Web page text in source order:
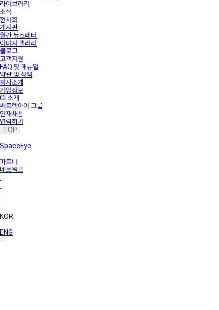
라이브러리
소식
전시회
게시판
월간 뉴스레터
이미지 갤러리
블로그
고객지원
FAQ 및 매뉴얼
약관 및 정책
회사소개
기업정보
CI 소개
쎄트렉아이 그룹
인재채용
연락하기
TOP
SpaceEye
파트너
네트워크
KOR
ENG